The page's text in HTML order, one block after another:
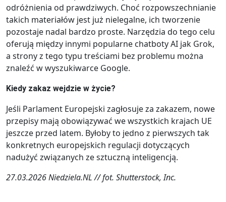
odróżnienia od prawdziwych. Choć rozpowszechnianie
takich materiałów jest już nielegalne, ich tworzenie
pozostaje nadal bardzo proste. Narzędzia do tego celu
oferują między innymi popularne chatboty AI jak Grok,
a strony z tego typu treściami bez problemu można
znaleźć w wyszukiwarce Google.
Kiedy zakaz wejdzie w życie?
Jeśli Parlament Europejski zagłosuje za zakazem, nowe
przepisy mają obowiązywać we wszystkich krajach UE
jeszcze przed latem. Byłoby to jedno z pierwszych tak
konkretnych europejskich regulacji dotyczących
nadużyć związanych ze sztuczną inteligencją.
27.03.2026 Niedziela.NL // fot. Shutterstock, Inc.